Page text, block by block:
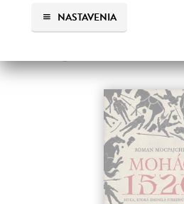
NASTAVENIA
23,66 €